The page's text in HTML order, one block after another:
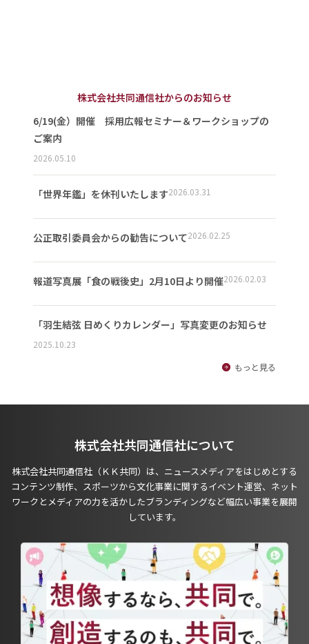
株式会社共同通信社からのお知らせ
6/19(金）開催 採用広報セミナー＆ワークショップの
ご案内
2026.05.10
「世界年鑑」を休刊いたします2026.03.31
公正取引委員会からの勧告について2026.02.25
報道写真展「食の戦後史」2月10日より開催2026.02.03
「羽生結弦 日めくりカレンダー」写真変更のお知らせ
2025.10.23
もっと見る
株式会社共同通信社について
株式会社共同通信社（ＫＫ共同）は、ニュースメディアをはじめとする
コンテンツ制作、スポーツから文化事業に関するイベント運営、ネット
ワークとメディアの力を活かしたブランディングなど幅広い事業を展開
しています。